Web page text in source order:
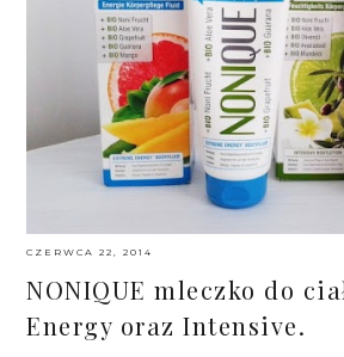
CZERWCA 22, 2014
NONIQUE mleczko do
Energy oraz Intensive.